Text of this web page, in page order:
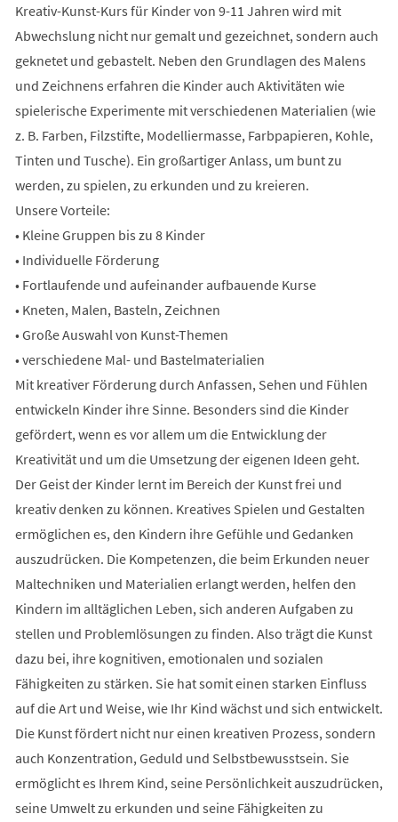
Kreativ-Kunst-Kurs für Kinder von 9-11 Jahren wird mit
Abwechslung nicht nur gemalt und gezeichnet, sondern auch
geknetet und gebastelt. Neben den Grundlagen des Malens
und Zeichnens erfahren die Kinder auch Aktivitäten wie
spielerische Experimente mit verschiedenen Materialien (wie
z. B. Farben, Filzstifte, Modelliermasse, Farbpapieren, Kohle,
Tinten und Tusche). Ein großartiger Anlass, um bunt zu
werden, zu spielen, zu erkunden und zu kreieren.
Unsere Vorteile:
• Kleine Gruppen bis zu 8 Kinder
• Individuelle Förderung
• Fortlaufende und aufeinander aufbauende Kurse
• Kneten, Malen, Basteln, Zeichnen
• Große Auswahl von Kunst-Themen
• verschiedene Mal- und Bastelmaterialien
Mit kreativer Förderung durch Anfassen, Sehen und Fühlen
entwickeln Kinder ihre Sinne. Besonders sind die Kinder
gefördert, wenn es vor allem um die Entwicklung der
Kreativität und um die Umsetzung der eigenen Ideen geht.
Der Geist der Kinder lernt im Bereich der Kunst frei und
kreativ denken zu können. Kreatives Spielen und Gestalten
ermöglichen es, den Kindern ihre Gefühle und Gedanken
auszudrücken. Die Kompetenzen, die beim Erkunden neuer
Maltechniken und Materialien erlangt werden, helfen den
Kindern im alltäglichen Leben, sich anderen Aufgaben zu
stellen und Problemlösungen zu finden. Also trägt die Kunst
dazu bei, ihre kognitiven, emotionalen und sozialen
Fähigkeiten zu stärken. Sie hat somit einen starken Einfluss
auf die Art und Weise, wie Ihr Kind wächst und sich entwickelt.
Die Kunst fördert nicht nur einen kreativen Prozess, sondern
auch Konzentration, Geduld und Selbstbewusstsein. Sie
ermöglicht es Ihrem Kind, seine Persönlichkeit auszudrücken,
seine Umwelt zu erkunden und seine Fähigkeiten zu